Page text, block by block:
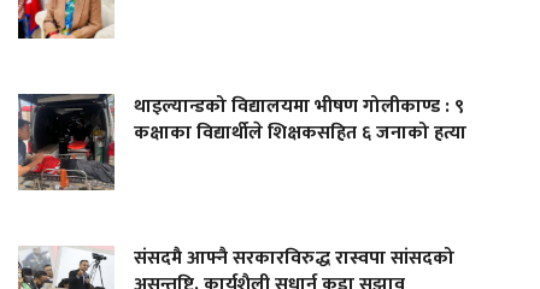
थाइल्यान्डको विद्यालयमा भीषण गोलीकाण्ड : ९
कक्षाका विद्यार्थीले शिक्षकसहित ६ जनाको हत्या
संसदमै आफ्नै सरकारविरुद्ध रास्वपा सांसदको